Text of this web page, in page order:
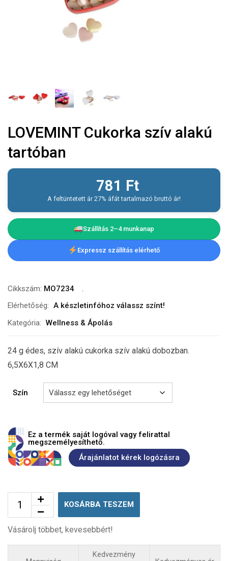
LOVEMINT Cukorka szív alakú
tartóban
781 Ft
A feltüntetett ár 27% áfát tartalmazó bruttó ár!
Szállítás 2–4 munkanap
Expressz szállítás elérhető
Cikkszám: MO7234
Elérhetőség: A készletinfóhoz válassz színt!
Kategória: Wellness & Ápolás
24 g édes, szív alakú cukorka szív alakú dobozban.
6,5X6X1,8 CM
Szín
Ez a termék saját logóval vagy felirattal
megszemélyesíthető.
Árajánlatot kérek logózásra
KOSÁRBA TESZEM
Vásárolj többet, kevesebbért!
Kedvezmény